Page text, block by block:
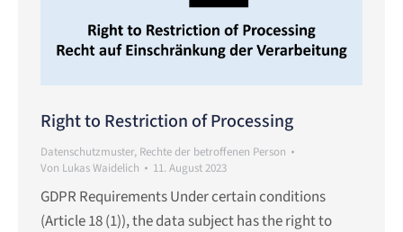
Right to Restriction of Processing
Datenschutzmuster, Rechte der betroffenen Person
Von Lukas Waidelich 11. August 2023
GDPR Requirements Under certain conditions
(Article 18 (1)), the data subject has the right to